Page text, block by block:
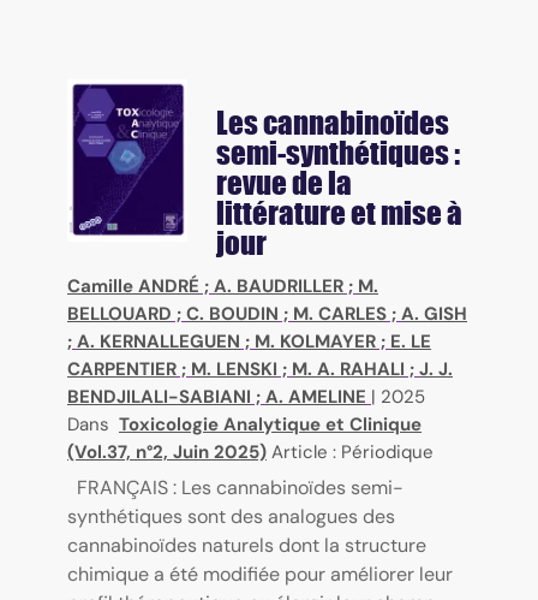
Les cannabinoïdes
semi-synthétiques :
revue de la
littérature et mise à
jour
Camille ANDRÉ ; A. BAUDRILLER ; M.
BELLOUARD ; C. BOUDIN ; M. CARLES ; A. GISH
; A. KERNALLEGUEN ; M. KOLMAYER ; E. LE
CARPENTIER ; M. LENSKI ; M. A. RAHALI ; J. J.
BENDJILALI-SABIANI ; A. AMELINE | 2025
Dans Toxicologie Analytique et Clinique
(Vol.37, n°2, Juin 2025) Article : Périodique
FRANÇAIS : Les cannabinoïdes semi-
synthétiques sont des analogues des
cannabinoïdes naturels dont la structure
chimique a été modifiée pour améliorer leur